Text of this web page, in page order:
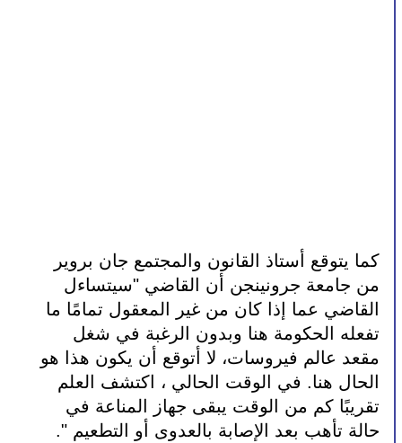
حالة تأهب بعد الإصابة بالعدوى أو التطعيم ".